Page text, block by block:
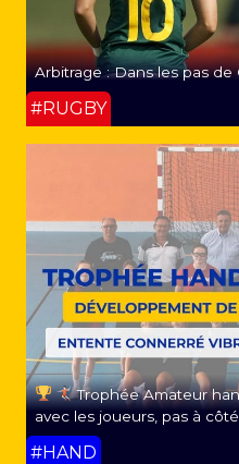
Arbitrage : Dans les pas de
#RUGBY
Trophée Amateur
avec les joueurs, pas à
#HAND